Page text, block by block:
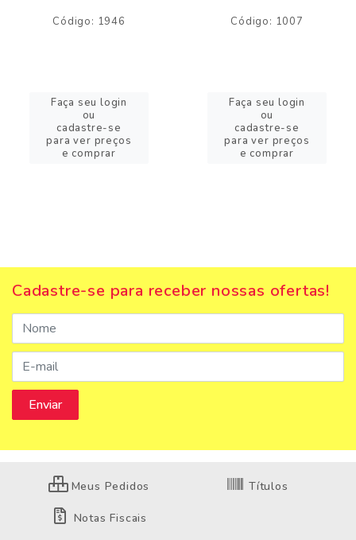
Código: 1946
Faça seu login
ou
cadastre-se
para ver preços
e comprar
Código: 1007
Faça seu login
ou
cadastre-se
para ver preços
e comprar
Cadastre-se para receber nossas ofertas!
Meus Pedidos Títulos
Notas Fiscais